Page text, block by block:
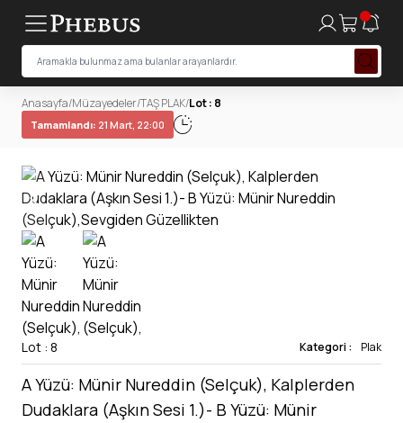
Anasayfa/Müzayedeler/TAŞ PLAK/Lot : 8
Tamamlandı: 21 Mart, 22:00
Lot : 8 Kategori : Plak
A Yüzü: Münir Nureddin (Selçuk), Kalplerden
Dudaklara (Aşkın Sesi 1.)- B Yüzü: Münir